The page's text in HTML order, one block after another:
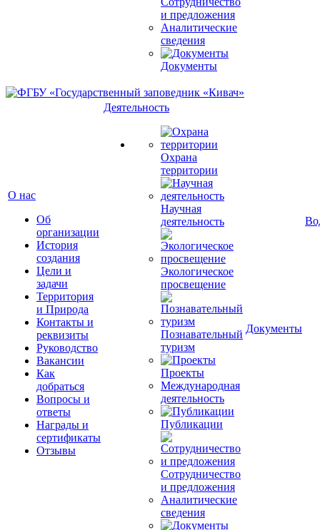
и предложения
Аналитические
сведения
Документы
О нас
Об
организации
История
создания
Цели и
задачи
Территория
и Природа
Контакты и
реквизиты
Руководство
Вакансии
Как
добраться
Вопросы и
ответы
Награды и
сертификаты
Отзывы
Деятельность
Охрана
территории
Научная
деятельность
Экологическое
просвещение
Познавательный
туризм
Проекты
Международная
деятельность
Публикации
Сотрудничество
и предложения
Аналитические
сведения
Документы